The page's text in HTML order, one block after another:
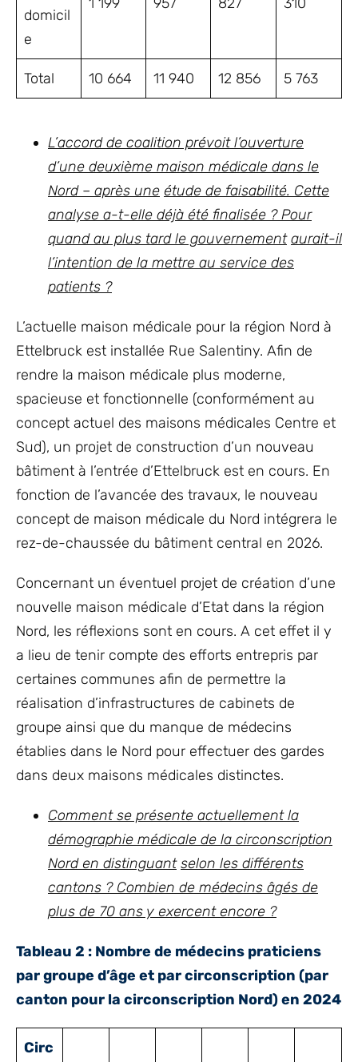
domicil
e
Total 10 664 11 940 12 856 5 763
L’accord de coalition prévoit l’ouverture
d’une deuxième maison médicale dans le
Nord – après une étude de faisabilité. Cette
analyse a-t-elle déjà été finalisée ? Pour
quand au plus tard le gouvernement aurait-il
l’intention de la mettre au service des
patients ?
L’actuelle maison médicale pour la région Nord à
Ettelbruck est installée Rue Salentiny. Afin de
rendre la maison médicale plus moderne,
spacieuse et fonctionnelle (conformément au
concept actuel des maisons médicales Centre et
Sud), un projet de construction d’un nouveau
bâtiment à l’entrée d’Ettelbruck est en cours. En
fonction de l’avancée des travaux, le nouveau
concept de maison médicale du Nord intégrera le
rez-de-chaussée du bâtiment central en 2026.
Concernant un éventuel projet de création d’une
nouvelle maison médicale d’Etat dans la région
Nord, les réflexions sont en cours. A cet effet il y
a lieu de tenir compte des efforts entrepris par
certaines communes afin de permettre la
réalisation d’infrastructures de cabinets de
groupe ainsi que du manque de médecins
établies dans le Nord pour effectuer des gardes
dans deux maisons médicales distinctes.
Comment se présente actuellement la
démographie médicale de la circonscription
Nord en distinguant selon les différents
cantons ? Combien de médecins âgés de
plus de 70 ans y exercent encore ?
Tableau 2 : Nombre de médecins praticiens
par groupe d’âge et par circonscription (par
canton pour la circonscription Nord) en 2024
Circ